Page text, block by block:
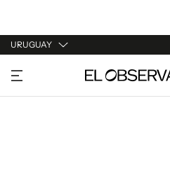
URUGUAY
URUGUAY
ARGENTINA